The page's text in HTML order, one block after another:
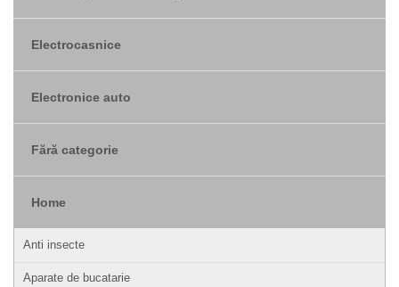
Electrocasnice
Electronice auto
Fără categorie
Home
Anti insecte
Aparate de bucatarie